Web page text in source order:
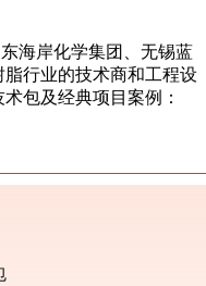
海岸化学集团、无锡蓝
行业的技术商和工程设
包及经典项目案例：